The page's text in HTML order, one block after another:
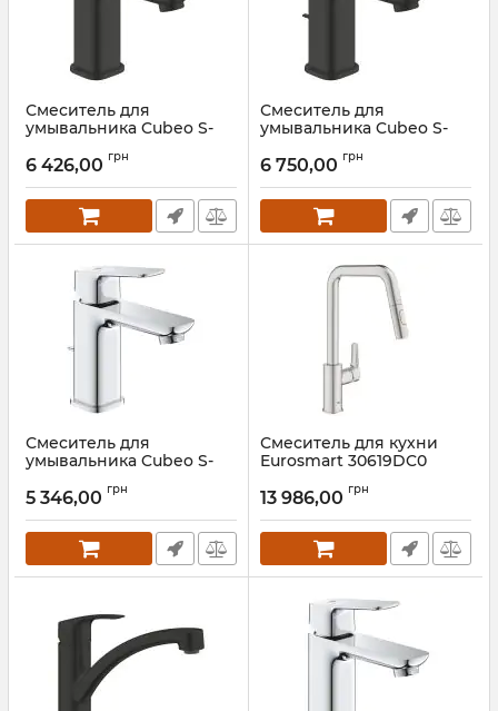
Смеситель для
умывальника Cubeo S-
Артикул:1016992430
6 426,00 грн
Смеситель для
умывальника Cubeo S-
Артикул:1016942430
6 750,00 грн
Смеситель для
умывальника Cubeo S-
Артикул:1016940000
5 346,00 грн
Смеситель для кухни
Eurosmart 30619DC0
Артикул:30619DC0
13 986,00 грн